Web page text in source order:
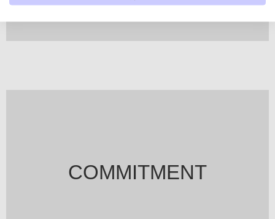
COMMITMENT